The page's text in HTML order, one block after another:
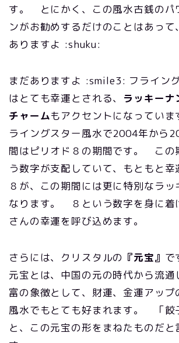
す。 とにかく、この風水古銭のパ
ンがお勧めするだけのことはあって
ありますよ :shuku:
まだありますよ :smile3: フライン
はとても幸運とされる、 ラッキーナ
チャームもアクセントになってい
ライングスター風水で2004年から
間はピリオド８の期間です。 この
う数字が支配していて、もともと幸
８が、この期間には更に特別なラッ
なります。 ８という数字を身に着
さんの幸運を呼び込めます。
さらには、クリスタルの 『元宝』
元宝とは、中国の元の時代から流通
富の象徴として、財運、金運アップ
風水でもとても好まれます。 「餃
と、この元宝の形をまねたものだと